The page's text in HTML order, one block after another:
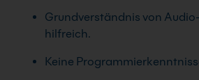
Grundverständnis von
hilfreich.
Keine